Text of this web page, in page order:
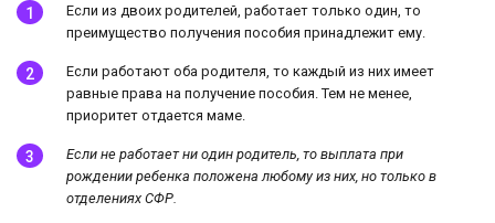
Если из двоих родителей, работает только один, то
преимущество получения пособия принадлежит ему.
Если работают оба родителя, то каждый из них имеет
равные права на получение пособия. Тем не менее,
приоритет отдается маме.
Если не работает ни один родитель, то выплата при
рождении ребенка положена любому из них, но только в
отделениях СФР.